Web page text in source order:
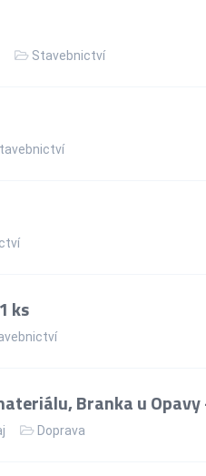
Stavebnictví
ks
Branka u
Doprava